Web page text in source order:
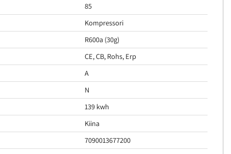
85
Kompressori
R600a (30g)
CE, CB, Rohs, Erp
A
N
139 kwh
Kiina
7090013677200